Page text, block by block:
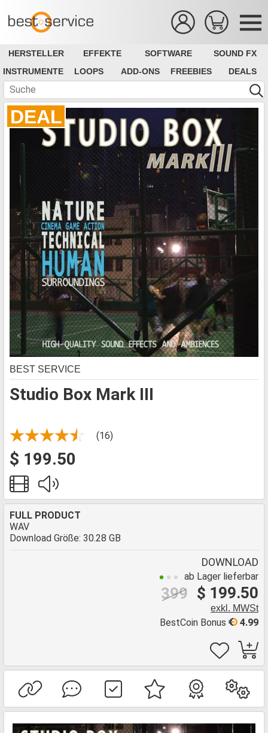
HERSTELLER EFFEKTE SOFTWARE
SOUND FX
INSTRUMENTE
LOOPS ADD-ONS FREEBIES DEALS
DEAL
Studio Box Mark III
BEST SERVICE
(16)
$ 199.50
FULL PRODUCT
WAV
Download Größe: 30.28 GB
DOWNLOAD
ab Lager lieferbar
$ 199.50
399
exkl. MWSt
4.99
BestCoin Bonus